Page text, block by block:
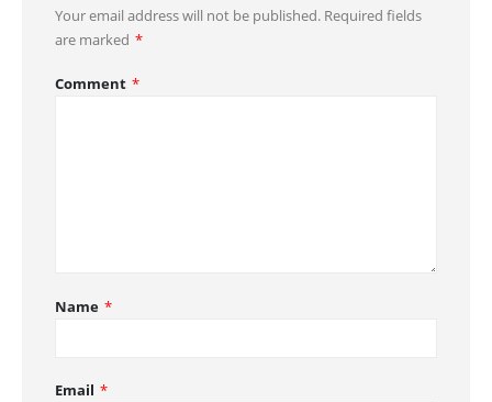
Your email address will not be published. Required fields
are marked *
Comment *
Name *
Email *